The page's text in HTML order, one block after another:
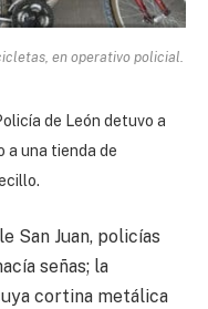
en operativo policial.
de León detuvo a
a una tienda de
San Juan, policías
señas; la
cortina metálica